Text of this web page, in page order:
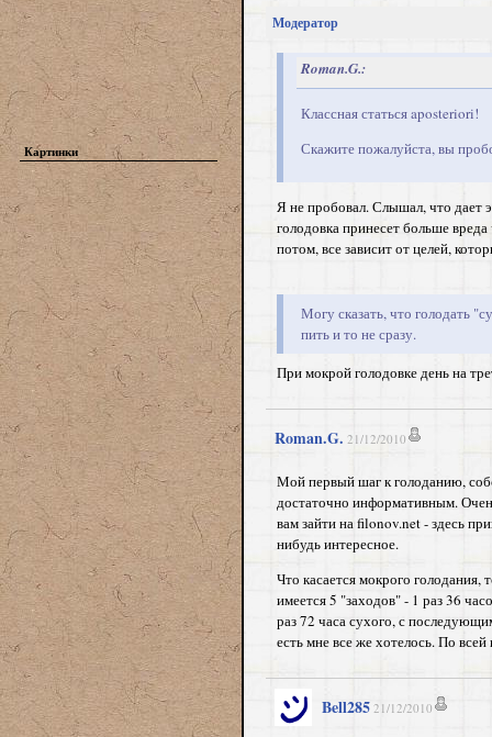
Картинки
Модератор
Roman.G.:
Классная статься aposteriori!
Скажите пожалуйста, вы
Я не пробовал. Слышал, что дает
голодовка принесет больше
потом, все зависит от целей,
Могу сказать, что голодать
пить и то не сразу.
При мокрой голодовке день на
Roman.G. 21/12/2010
Мой первый шаг к голоданию,
достаточно информативным.
вам зайти на filonov.net - здесь
нибудь интересное.
Что касается мокрого голодания,
имеется 5 "заходов" - 1 раз 36
раз 72 часа сухого, с
есть мне все же хотелось. По
Bell285 21/12/2010